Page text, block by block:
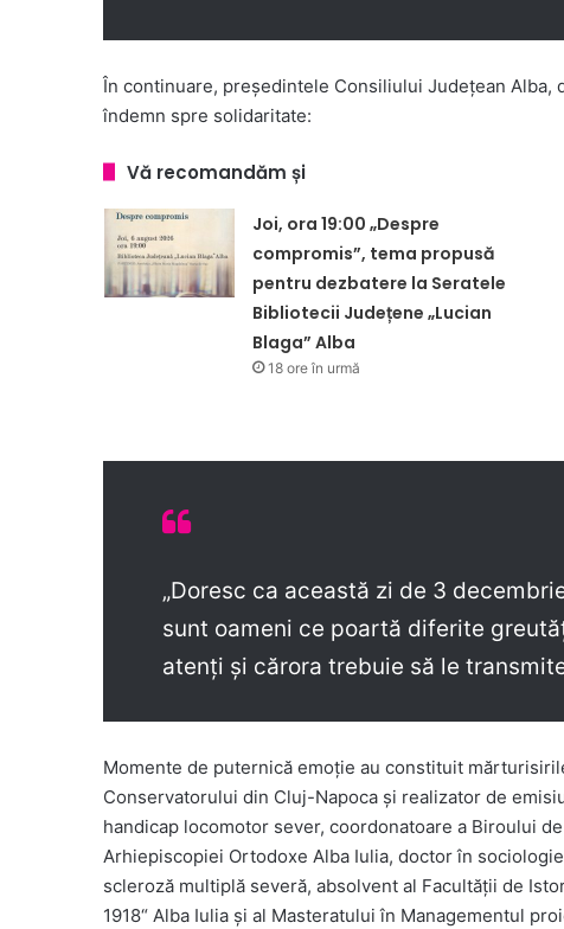
În continuare, președintele Consiliului Județean
îndemn spre solidaritate:
Vă recomandăm și
Joi, ora 19:00 „Despre
compromis”, tema propusă
pentru dezbatere la Seratele
Bibliotecii Județene „Lucian
Blaga” Alba
18 ore în urmă
„Doresc ca această zi de 3
sunt oameni ce poartă diferite
atenți și cărora trebuie să le
Momente de puternică emoție au constituit
Conservatorului din Cluj-Napoca și realizator de
handicap locomotor sever, coordonatoare a Biroului
Arhiepiscopiei Ortodoxe Alba Iulia, doctor în
scleroză multiplă severă, absolvent al Facultății de
1918“ Alba Iulia și al Masteratului în Managementul